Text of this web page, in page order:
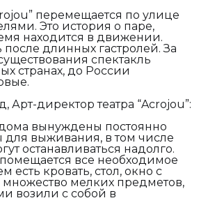
перемещается по улице
Это история о паре,
находится в движении.
длинных гастролей. За
спектакль
странах, до России
директор театра “Acrojou”:
вынуждены постоянно
для выживания, в том числе
останавливаться надолго.
все необходимое
есть кровать, стол, окно с
множество мелких предметов,
возили с собой в